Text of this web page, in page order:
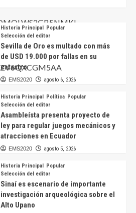
Historia Principal Popular
Selección del editor
Sevilla de Oro es multado con más
de USD 19.000 por fallas en su
catastro
EMS2020 agosto 6, 2026
Historia Principal Política Popular
Selección del editor
Asambleísta presenta proyecto de
ley para regular juegos mecánicos y
atracciones en Ecuador
EMS2020 agosto 5, 2026
Historia Principal Popular
Selección del editor
Sinaí es escenario de importante
investigación arqueológica sobre el
Alto Upano